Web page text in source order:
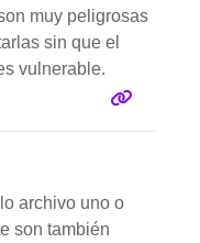
muy peligrosas
sin que el
vulnerable.
archivo uno o
son también